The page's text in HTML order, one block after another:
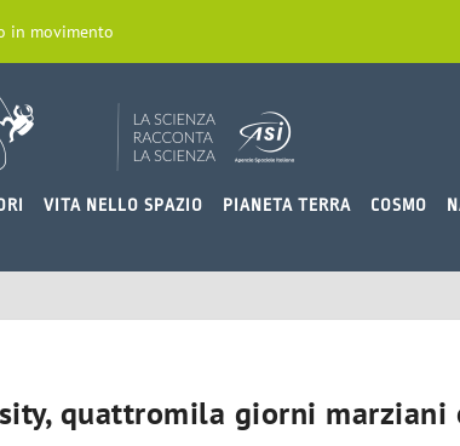
in movimento
VITA NELLO SPAZIO PIANETA TERRA COSMO
quattromila giorni marziani